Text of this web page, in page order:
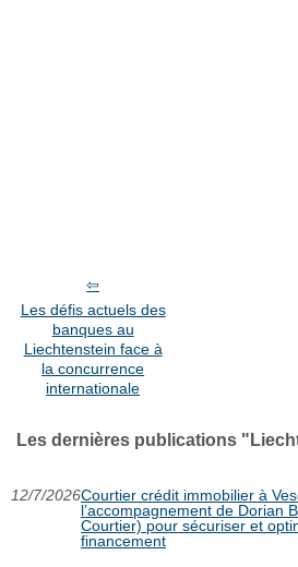
Les défis actuels des
banques au
Liechtenstein face à
la concurrence
internationale
Les dernières publications
12/7/2026Courtier crédit immobilier à
l’accompagnement de Dorian
Courtier) pour sécuriser et
financement